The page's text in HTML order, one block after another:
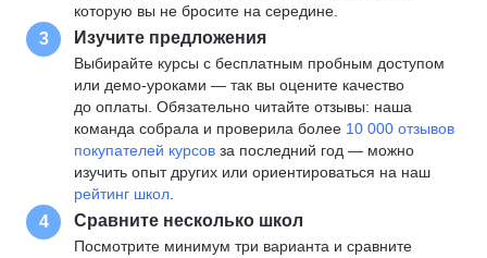
которую вы не бросите на середине.
3 Изучите предложения
Выбирайте курсы с бесплатным пробным доступом
или демо-уроками — так вы оцените качество
до оплаты. Обязательно читайте отзывы: наша
команда собрала и проверила более 10 000 отзывов
покупателей курсов за последний год — можно
изучить опыт других или ориентироваться на наш
рейтинг школ
4 Сравните несколько школ
Посмотрите минимум три варианта и сравните